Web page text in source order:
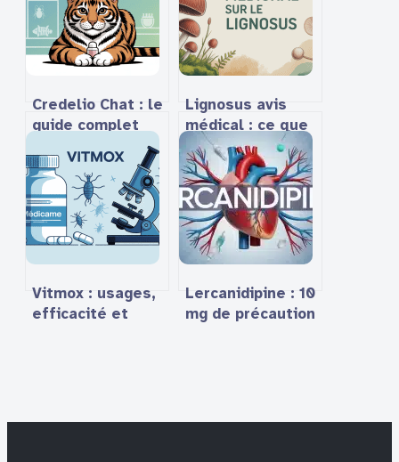
Credelio Chat : le
guide complet
efficacement
votre félin
Lignosus avis
médical : ce que
disent les
experts sur ce
champignon
médicinal
Vitmox : usages,
efficacité et
Lercanidipine : 10
mg de précaution